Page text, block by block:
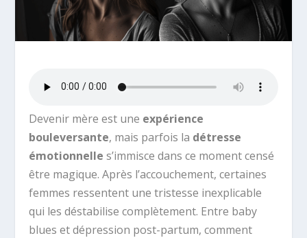
Devenir mère est une expérience
bouleversante, mais parfois la détresse
émotionnelle s’immisce dans ce moment censé
être magique. Après l’accouchement, certaines
femmes ressentent une tristesse inexplicable
qui les déstabilise complètement. Entre baby
blues et dépression post-partum, comment